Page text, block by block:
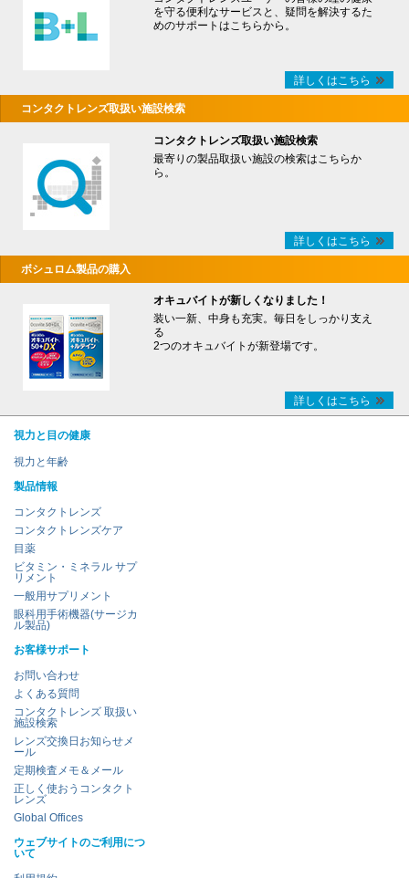
を守る便利なサービスと、疑問を解決するた
めのサポートはこちらから。
詳しくはこちら
コンタクトレンズ取扱い施設検索
コンタクトレンズ取扱い施設検索
最寄りの製品取扱い施設の検索はこちらか
ら。
詳しくはこちら
ボシュロム製品の購入
オキュバイトが新しくなりました！
装い一新、中身も充実。毎日をしっかり支え
る
2つのオキュバイトが新登場です。
詳しくはこちら
視力と目の健康
視力と年齢
製品情報
コンタクトレンズ
コンタクトレンズケア
目薬
ビタミン・ミネラル サプ
リメント
一般用サプリメント
眼科用手術機器(サージカ
ル製品)
お客様サポート
お問い合わせ
よくある質問
コンタクトレンズ 取扱い
施設検索
レンズ交換日お知らせメ
ール
定期検査メモ＆メール
正しく使おうコンタクト
レンズ
Global Offices
ウェブサイトのご利用につ
いて